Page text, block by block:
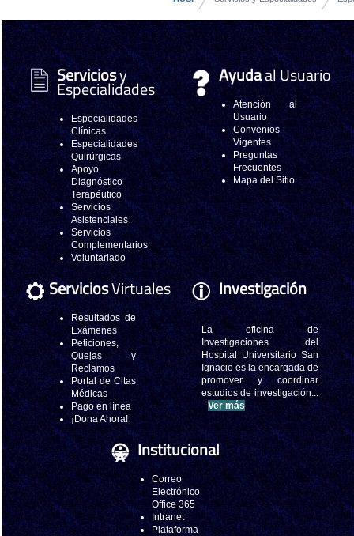
Serviciosy
Especialidades
Especialidades
Clínicas
Especialidades
Quirúrgicas
Apoyo
Diagnóstico
Terapéutico
Servicios
Asistenciales
Servicios
Complementarios
Voluntariado
Ayudaal Usuario
Atención al
Usuario
Convenios
Vigentes
Preguntas
Frecuentes
Mapa del Sitio
ServiciosVirtuales
Resultados de
Exámenes
Peticiones,
Quejas y
Reclamos
Portal de Citas
Médicas
Pago en línea
¡Dona Ahora!
Investigación
La oficina de
Investigaciones del
Hospital Universitario San
Ignacio es la encargada de
promover y coordinar
estudios de investigación...
Ver más
Institucional
Correo
Electrónico
Office 365
Intranet
Plataforma